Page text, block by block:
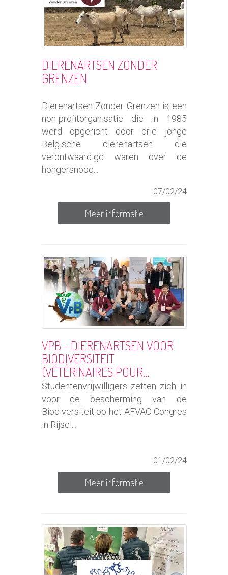
DIERENARTSEN ZONDER
GRENZEN
Dierenartsen Zonder Grenzen is een
non-profitorganisatie die in 1985
werd opgericht door drie jonge
Belgische dierenartsen die
verontwaardigd waren over de
hongersnood...
07/02/24
Meer informatie
VPB - DIERENARTSEN VOOR
BIODIVERSITEIT
(VÉTÉRINAIRES POUR…
Studentenvrijwilligers zetten zich in
voor de bescherming van de
Biodiversiteit op het AFVAC Congres
in Rijsel...
01/02/24
Meer informatie